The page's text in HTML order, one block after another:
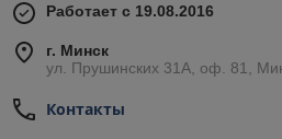
Работает с 19.08.2016
г. Минск
ул. Прушинских 31А, оф. 81,
Контакты